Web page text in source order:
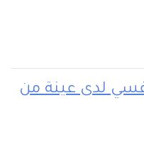
وعلاقتها بالأمن النفسي لدى عينة من